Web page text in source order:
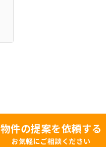
物件の提案を依頼する
お気軽にご相談ください